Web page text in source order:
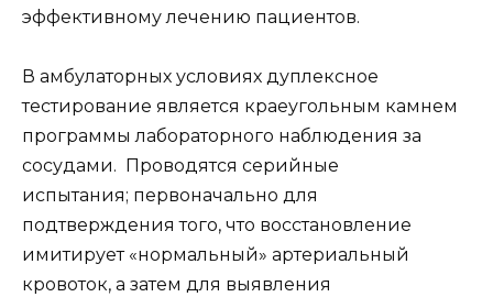
эффективному лечению пациентов.
В амбулаторных условиях дуплексное
тестирование является краеугольным камнем
программы лабораторного наблюдения за
сосудами.
Проводятся серийные
испытания; первоначально для
подтверждения того, что восстановление
имитирует «нормальный» артериальный
кровоток, а затем для выявления